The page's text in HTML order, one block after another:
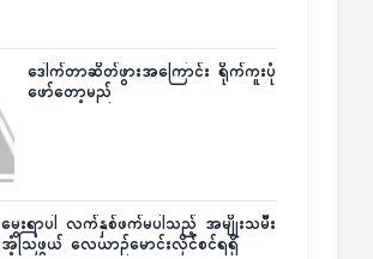
ဒေါက်တာဆိတ်ဖွားအကြောင်း ရိုက်ကူးပုံ
ဖော်တော့မည်
မွေးရာပါ လက်နှစ်ဖက်မပါသည့် အမျိုးသမီး
အံ့သြဖွယ် လေယာဉ်မောင်းလိုင်စင်ရရှိ